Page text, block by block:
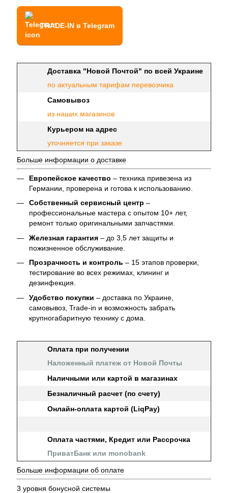
TRADE-IN в Telegram
Доставка "Новой Почтой" по всей Украине
по актуальным тарифам перевозчика
Самовывоз
из наших магазинов
Курьером на адрес
уточняется при заказе
Больше информации о доставке
Европейское качество – техника привезена из
Германии, проверена и готова к использованию.
Собственный сервисный центр –
профессиональные мастера с опытом 10+ лет,
ремонт только оригинальными запчастями.
Железная гарантия – до 3,5 лет защиты и
пожизненное обслуживание.
Прозрачность и контроль – 15 этапов проверки,
тестирование во всех режимах, клининг и
дезинфекция.
Удобство покупки – доставка по Украине,
самовывоз, Trade-in и возможность забрать
крупногабаритную технику с дома.
Оплата при получении
Наложенный платеж от Новой Почты
Наличными или картой в магазинах
Безналичный расчет (по счету)
Онлайн-оплата картой (LiqPay)
Оплата частями, Кредит или Рассрочка
ПриватБанк или monobank
Больше информации об оплате
3 уровня бонусной системы